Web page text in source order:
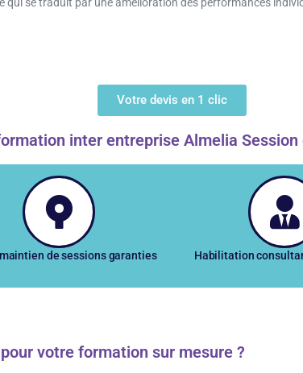
Votre devis en 1 clic
inter entreprise Almelia
de sessions garanties Habilitation
votre formation sur mesure ?